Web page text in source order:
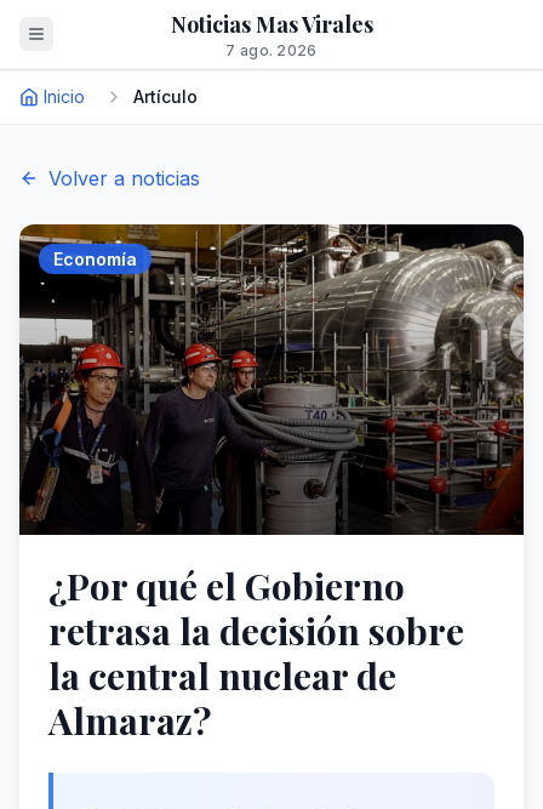
Noticias Mas Virales
7 ago. 2026
Inicio Artículo
Volver a noticias
Economía
¿Por qué el Gobierno
retrasa la decisión sobre
la central nuclear de
Almaraz?